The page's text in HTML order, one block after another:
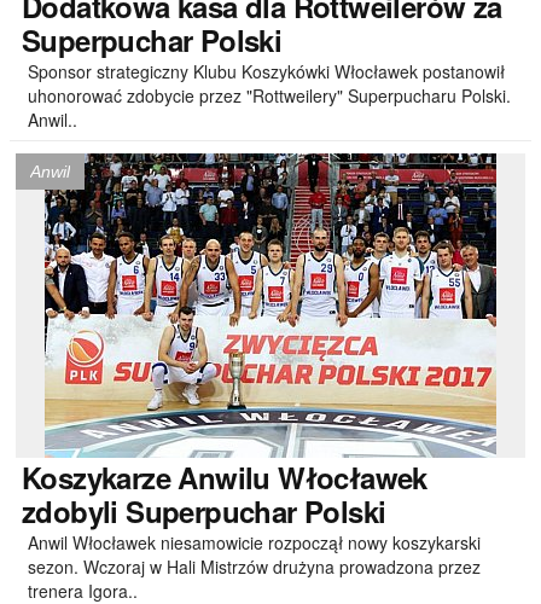
Superpuchar Polski
Sponsor strategiczny Klubu Koszykówki Włocławek postanowił
uhonorować zdobycie przez "Rottweilery" Superpucharu Polski.
Anwil..
Anwil
KoszykarzeAnwilu Włocławek
zdobyli Superpuchar Polski
Anwil Włocławek niesamowicie rozpoczął nowy koszykarski
sezon. Wczoraj w Hali Mistrzów drużyna prowadzona przez
trenera Igora..